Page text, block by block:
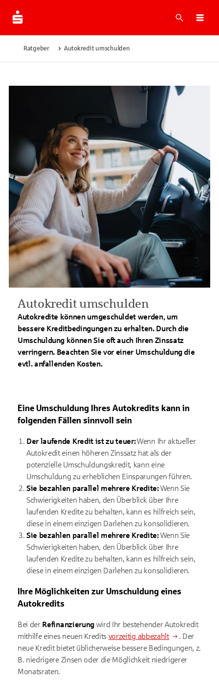
Suche
Ratgeber Autokredit umschulden
Autokredit umschulden
Autokredite können umgeschuldet werden, um
bessere Kreditbedingungen zu erhalten. Durch die
Umschuldung können Sie oft auch Ihren Zinssatz
verringern. Beachten Sie vor einer Umschuldung die
evtl. anfallenden Kosten.
Eine Umschuldung Ihres Autokredits kann in
folgenden Fällen sinnvoll sein
Der laufende Kredit ist zu teuer:Wenn Ihr aktueller
Autokredit einen höheren Zinssatz hat als der
potenzielle Umschuldungskredit, kann eine
Umschuldung zu erheblichen Einsparungen führen.
Sie bezahlen parallel mehrere Kredite:Wenn Sie
Schwierigkeiten haben, den Überblick über Ihre
laufenden Kredite zu behalten, kann es hilfreich sein,
diese in einem einzigen Darlehen zu konsolidieren.
Sie bezahlen parallel mehrere Kredite:Wenn Sie
Schwierigkeiten haben, den Überblick über Ihre
laufenden Kredite zu behalten, kann es hilfreich sein,
diese in einem einzigen Darlehen zu konsolidieren.
Ihre Möglichkeiten zur Umschuldung eines
Autokredits
Bei der Refinanzierung wird Ihr bestehender Autokredit
mithilfe eines neuen Kredits vorzeitig abbezahlt
. Der
neue Kredit bietet üblicherweise bessere Bedingungen, z.
B. niedrigere Zinsen oder die Möglichkeit niedrigerer
Monatsraten.